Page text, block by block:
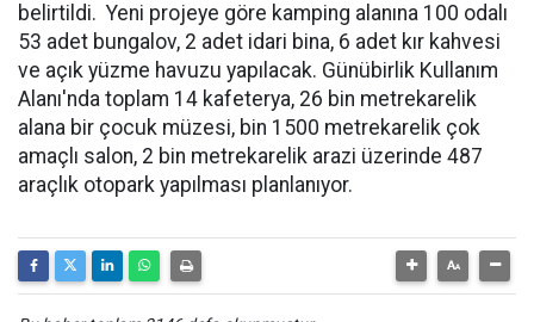
belirtildi. Yeni projeye göre kamping alanına 100 odalı
53 adet bungalov, 2 adet idari bina, 6 adet kır kahvesi
ve açık yüzme havuzu yapılacak. Günübirlik Kullanım
Alanı'nda toplam 14 kafeterya, 26 bin metrekarelik
alana bir çocuk müzesi, bin 1500 metrekarelik çok
amaçlı salon, 2 bin metrekarelik arazi üzerinde 487
araçlık otopark yapılması planlanıyor.